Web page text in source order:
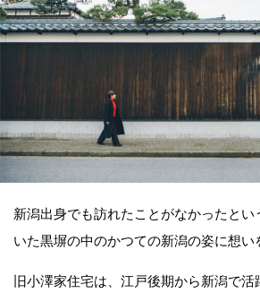
新潟出身でも訪れたことがなかったと
いた黒塀の中のかつての新潟の姿に想い
旧小澤家住宅は、江戸後期から新潟で